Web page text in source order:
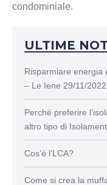
condominiale.
ULTIME
Risparmiare energia
– Le Iene 29/11/2022
Perché preferire
altro tipo di
Cos’è l’LCA?
Come si crea la